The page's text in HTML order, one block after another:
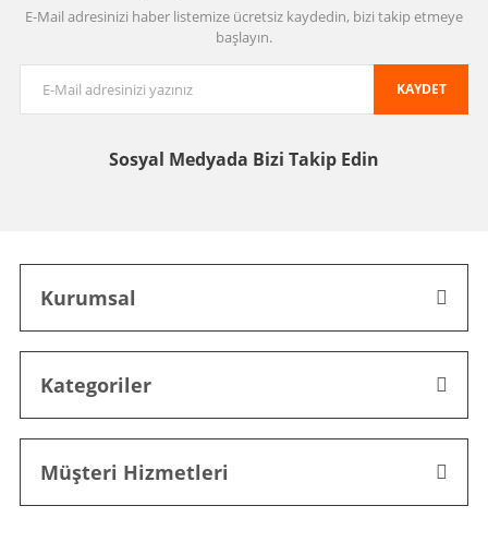
E-Mail adresinizi haber listemize ücretsiz kaydedin, bizi takip etmeye
başlayın.
KAYDET
Sosyal Medyada Bizi Takip Edin
Kurumsal
Kategoriler
Müşteri Hizmetleri